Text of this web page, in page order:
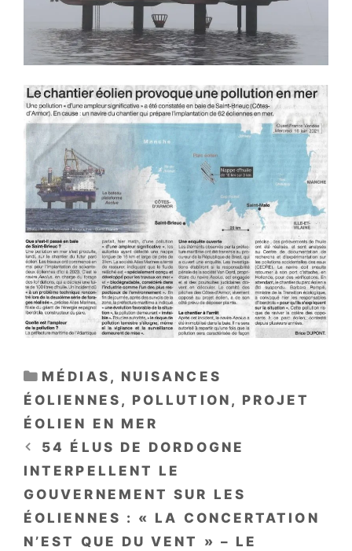
CATÉGORIES
MÉDIAS , NUISANCES
ÉOLIENNES , POLLUTION , PROJET
ÉOLIEN EN MER
54 ÉLUS DE DORDOGNE
INTERPELLENT LE
GOUVERNEMENT SUR LES
ÉOLIENNES : « LA CONCERTATION
N’EST QUE DU VENT » – LE